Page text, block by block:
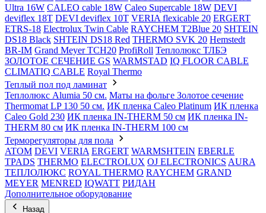
Ultra 16W CALEO cable 18W Caleo Supercable 18W DEVI
deviflex 18T DEVI deviflex 10T VERIA flexicable 20 ERGERT
ETRS-18 Electrolux Twin Cable RAYCHEM T2Blue 20 SHTEIN
DS18 Black SHTEIN DS18 Red THERMO SVK 20 Hemstedt
BR-IM Grand Meyer TCH20 ProfiRoll Теплолюкс ТЛБЭ
ЗОЛОТОЕ СЕЧЕНИЕ GS WARMSTAD IQ FLOOR CABLE
CLIMATIQ CABLE Royal Thermo
Теплый пол под ламинат
Теплолюкс Alumia 50 см. Маты на фольге Золотое сечение
Thermomat LP 130 50 cм. ИК пленка Caleo Platinum ИК пленка
Caleo Gold 230 ИК пленка IN-THERM 50 см ИК пленка IN-
THERM 80 см ИК пленка IN-THERM 100 см
Терморегуляторы для пола
ATOM DEVI VERIA ERGERT WARMSHTEIN EBERLE
TPADS THERMO ELECTROLUX OJ ELECTRONICS AURA
ТЕПЛОЛЮКС ROYAL THERMO RAYCHEM GRAND
MEYER MENRED IQWATT РИДАН
Дополнительное оборудование
Назад